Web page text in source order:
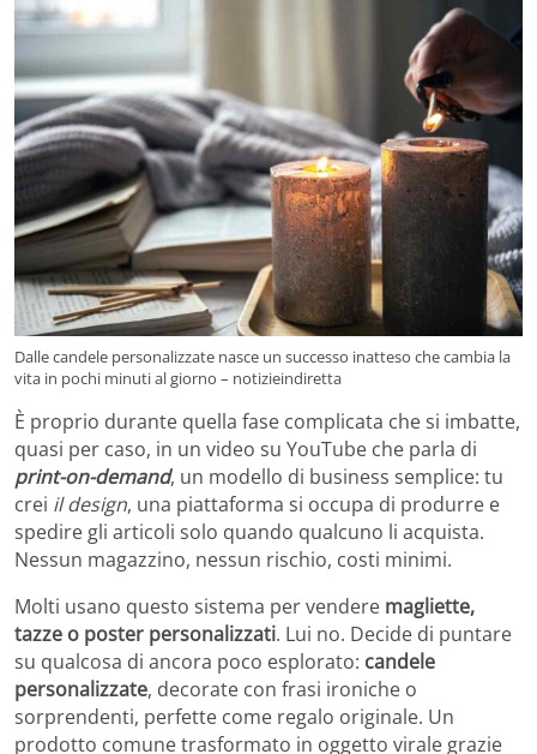
Dalle candele personalizzate nasce un successo inatteso che cambia la
vita in pochi minuti al giorno – notizieindiretta
È proprio durante quella fase complicata che si imbatte,
quasi per caso, in un video su YouTube che parla di
print-on-demand, un modello di business semplice: tu
crei il design, una piattaforma si occupa di produrre e
spedire gli articoli solo quando qualcuno li acquista.
Nessun magazzino, nessun rischio, costi minimi.
Molti usano questo sistema per vendere magliette,
tazze o poster personalizzati. Lui no. Decide di puntare
su qualcosa di ancora poco esplorato: candele
personalizzate, decorate con frasi ironiche o
sorprendenti, perfette come regalo originale. Un
prodotto comune trasformato in oggetto virale grazie